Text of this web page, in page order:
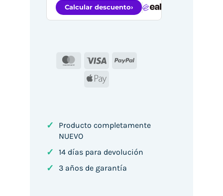
MasterCard
Visa
PayPal
Apple
✓
Producto completamente
NUEVO
✓ 14 días para devolución
✓ 3 años de garantía